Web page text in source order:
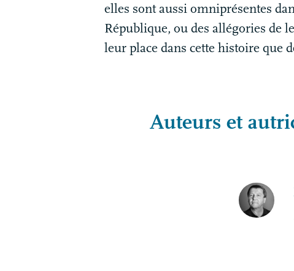
elles sont aussi omniprésentes
République, ou des allégories de
leur place dans cette histoire que
Auteurs et